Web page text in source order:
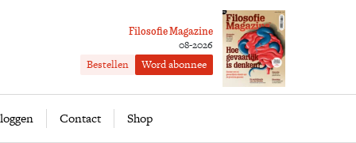
Filosofie Magazine
08-2026
Bestellen Word abonnee
Contact Shop
Word abonnee